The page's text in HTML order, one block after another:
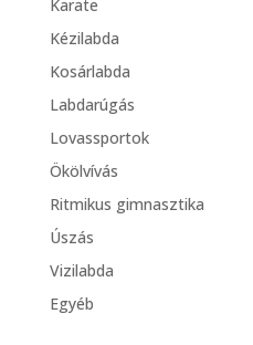
Karate
Kézilabda
Kosárlabda
Labdarúgás
Lovassportok
Ökölvívás
Ritmikus gimnasztika
Úszás
Vizilabda
Egyéb